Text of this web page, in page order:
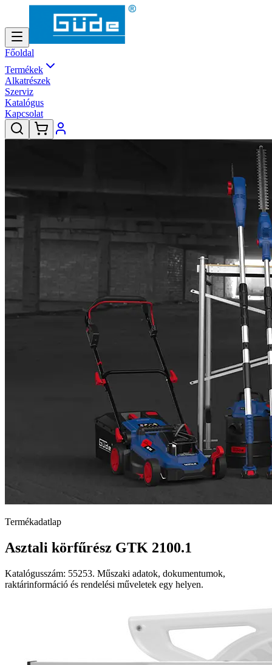
Főoldal
Termékek
Alkatrészek
Szerviz
Katalógus
Kapcsolat
Termékadatlap
Asztali körfűrész GTK 2100.1
Katalógusszám: 55253. Műszaki adatok, dokumentumok,
raktárinformáció és rendelési műveletek egy helyen.